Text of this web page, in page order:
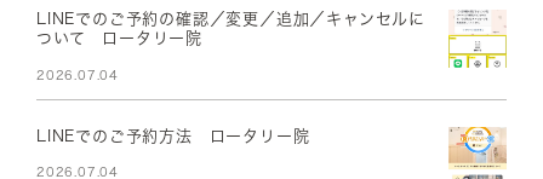
LINEでのご予約の確認／変更／追加／キャンセルに
ついて ロータリー院
2026.07.04
LINEでのご予約方法 ロータリー院
2026.07.04